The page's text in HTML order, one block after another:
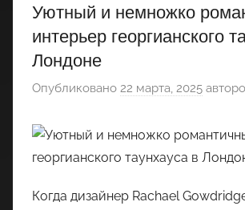
Уютный и немножко
интерьер георгианского
Лондоне
Опубликовано 22 марта, 2025
Когда дизайнер Rachael